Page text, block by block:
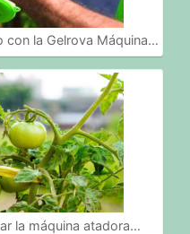
con la Gelrova Máquina…
la máquina atadora…